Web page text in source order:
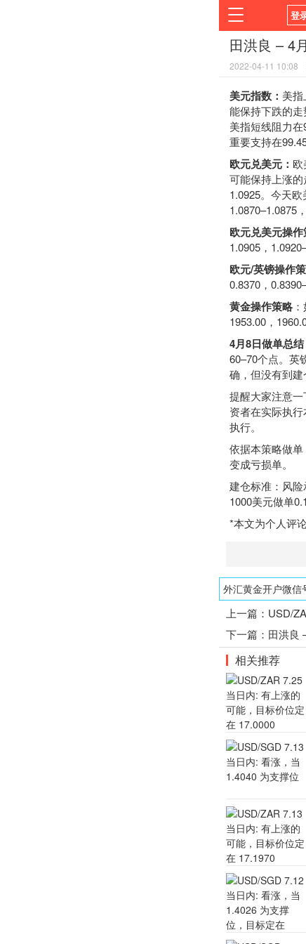
登
首页
平台
田洪良 – 4
2022-04-11 10:08
美元指数： 美
能保持下跌的
美指短线阻力
重要支持在
欧元兑美元：
可能保持上涨
1.0925。今天
1.0870–1.0875
欧元兑美元操
1.0905，
欧元/英镑操作
0.8370，
黄金操作策略
1953.00，
4月8日做单总结
60–70个点。英
确，但没有到建
提醒大家注意
资者在实际执
执行。
依据本策略做
变成亏损单。
建仓标准：风
1000美元做单
*本文为个人评
外汇黄金开户微
上一篇： USD/
下一篇： 田洪良
相关推荐